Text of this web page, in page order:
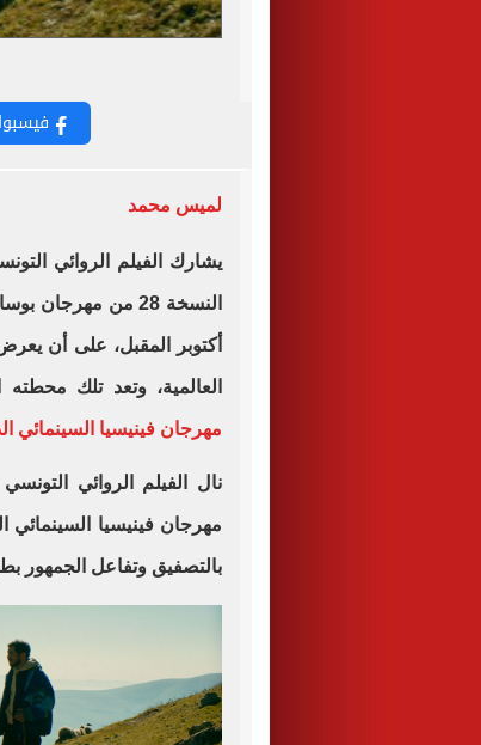
لميس محمد
يشارك الفيلم الروائي
أكتوبر المقبل، على أن
العالمية، وتعد تلك
مهرجان فينيسيا السينمائي
نال الفيلم الروائي
مهرجان فينيسيا
بالتصفيق وتفاعل الجمهور